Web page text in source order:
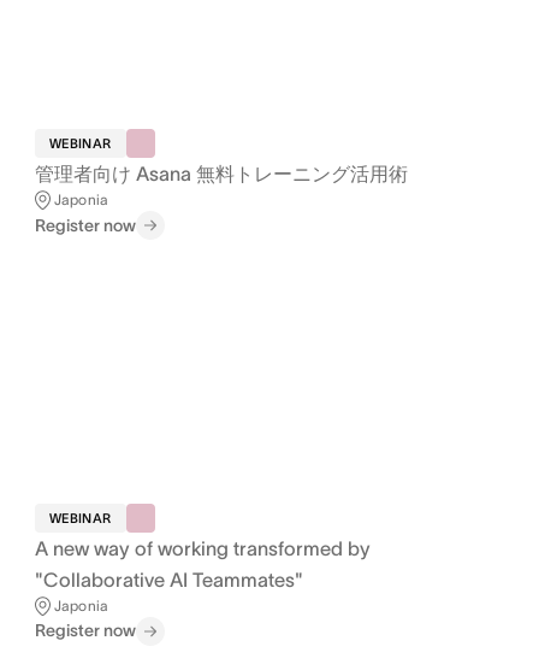
WEBINAR
管理者向け Asana 無料トレーニング活用術
Japonia
Register now
WEBINAR
A new way of working transformed by
"Collaborative AI Teammates"
Japonia
Register now